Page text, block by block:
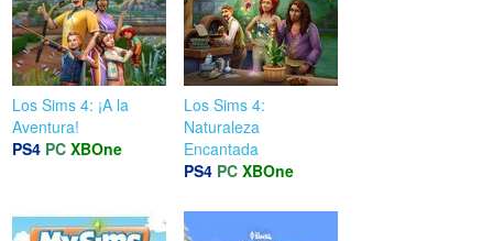
Los Sims 4: ¡A la
Aventura!
PS4 PC XBOne
Los Sims 4:
Naturaleza
Encantada
PS4 PC XBOne